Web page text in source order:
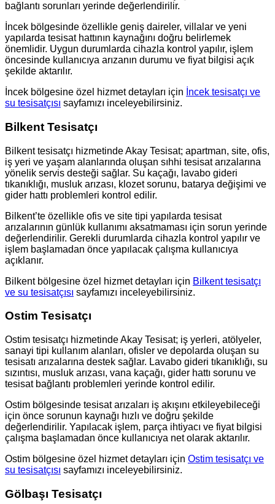
bağlantı sorunları yerinde değerlendirilir.
İncek bölgesinde özellikle geniş daireler, villalar ve yeni
yapılarda tesisat hattının kaynağını doğru belirlemek
önemlidir. Uygun durumlarda cihazla kontrol yapılır, işlem
öncesinde kullanıcıya arızanın durumu ve fiyat bilgisi açık
şekilde aktarılır.
İncek bölgesine özel hizmet detayları için İncek tesisatçı ve
su tesisatçısı sayfamızı inceleyebilirsiniz.
Bilkent Tesisatçı
Bilkent tesisatçı hizmetinde Akay Tesisat; apartman, site, ofis,
iş yeri ve yaşam alanlarında oluşan sıhhi tesisat arızalarına
yönelik servis desteği sağlar. Su kaçağı, lavabo gideri
tıkanıklığı, musluk arızası, klozet sorunu, batarya değişimi ve
gider hattı problemleri kontrol edilir.
Bilkent’te özellikle ofis ve site tipi yapılarda tesisat
arızalarının günlük kullanımı aksatmaması için sorun yerinde
değerlendirilir. Gerekli durumlarda cihazla kontrol yapılır ve
işlem başlamadan önce yapılacak çalışma kullanıcıya
açıklanır.
Bilkent bölgesine özel hizmet detayları için Bilkent tesisatçı
ve su tesisatçısı sayfamızı inceleyebilirsiniz.
Ostim Tesisatçı
Ostim tesisatçı hizmetinde Akay Tesisat; iş yerleri, atölyeler,
sanayi tipi kullanım alanları, ofisler ve depolarda oluşan su
tesisatı arızalarına destek sağlar. Lavabo gideri tıkanıklığı, su
sızıntısı, musluk arızası, vana kaçağı, gider hattı sorunu ve
tesisat bağlantı problemleri yerinde kontrol edilir.
Ostim bölgesinde tesisat arızaları iş akışını etkileyebileceği
için önce sorunun kaynağı hızlı ve doğru şekilde
değerlendirilir. Yapılacak işlem, parça ihtiyacı ve fiyat bilgisi
çalışma başlamadan önce kullanıcıya net olarak aktarılır.
Ostim bölgesine özel hizmet detayları için Ostim tesisatçı ve
su tesisatçısı sayfamızı inceleyebilirsiniz.
Gölbaşı Tesisatçı